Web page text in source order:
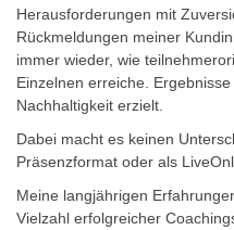
Herausforderungen mit
Rückmeldungen meiner
immer wieder, wie
Einzelnen erreiche.
Nachhaltigkeit erzielt.
Dabei macht es keinen
Präsenzformat oder als
Meine langjährigen
Vielzahl erfolgreicher